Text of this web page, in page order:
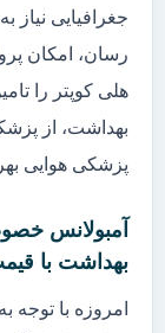
جغرافیایی نیاز
رسان، امکان
هلی کوپتر را
بهداشت، از
پزشکی هوایی
آمبولانس
بهداشت با
امروزه با توجه